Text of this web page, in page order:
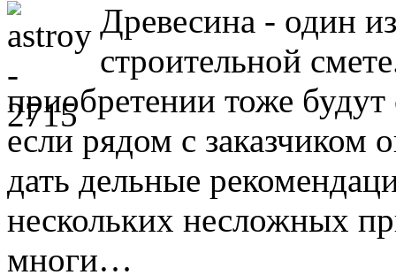
Древесина - один
строительной
приобретении тоже
если рядом с заказчиком
дать дельные
нескольких несложных
многи…